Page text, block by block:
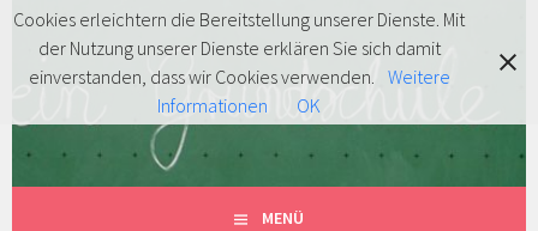
Springe
zum
Inhalt
FÖRDERVEREIN
GRUNDSCHULE HERSBRUCK
E.V.
MITENTDECKEN … MITLACHEN … MITMACHEN!
MENÜ
Cookies erleichtern die Bereitstellung unserer Dienste. Mit
der Nutzung unserer Dienste erklären Sie sich damit
einverstanden, dass wir Cookies verwenden. Weitere
Informationen
OK